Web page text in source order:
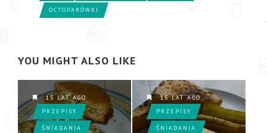
OCTOPARÓWKI
YOU MIGHT ALSO LIKE
15 LAT AGO
PRZEPISY
ŚNIADANIA
15 LAT AGO
PRZEPISY
ŚNIADANIA